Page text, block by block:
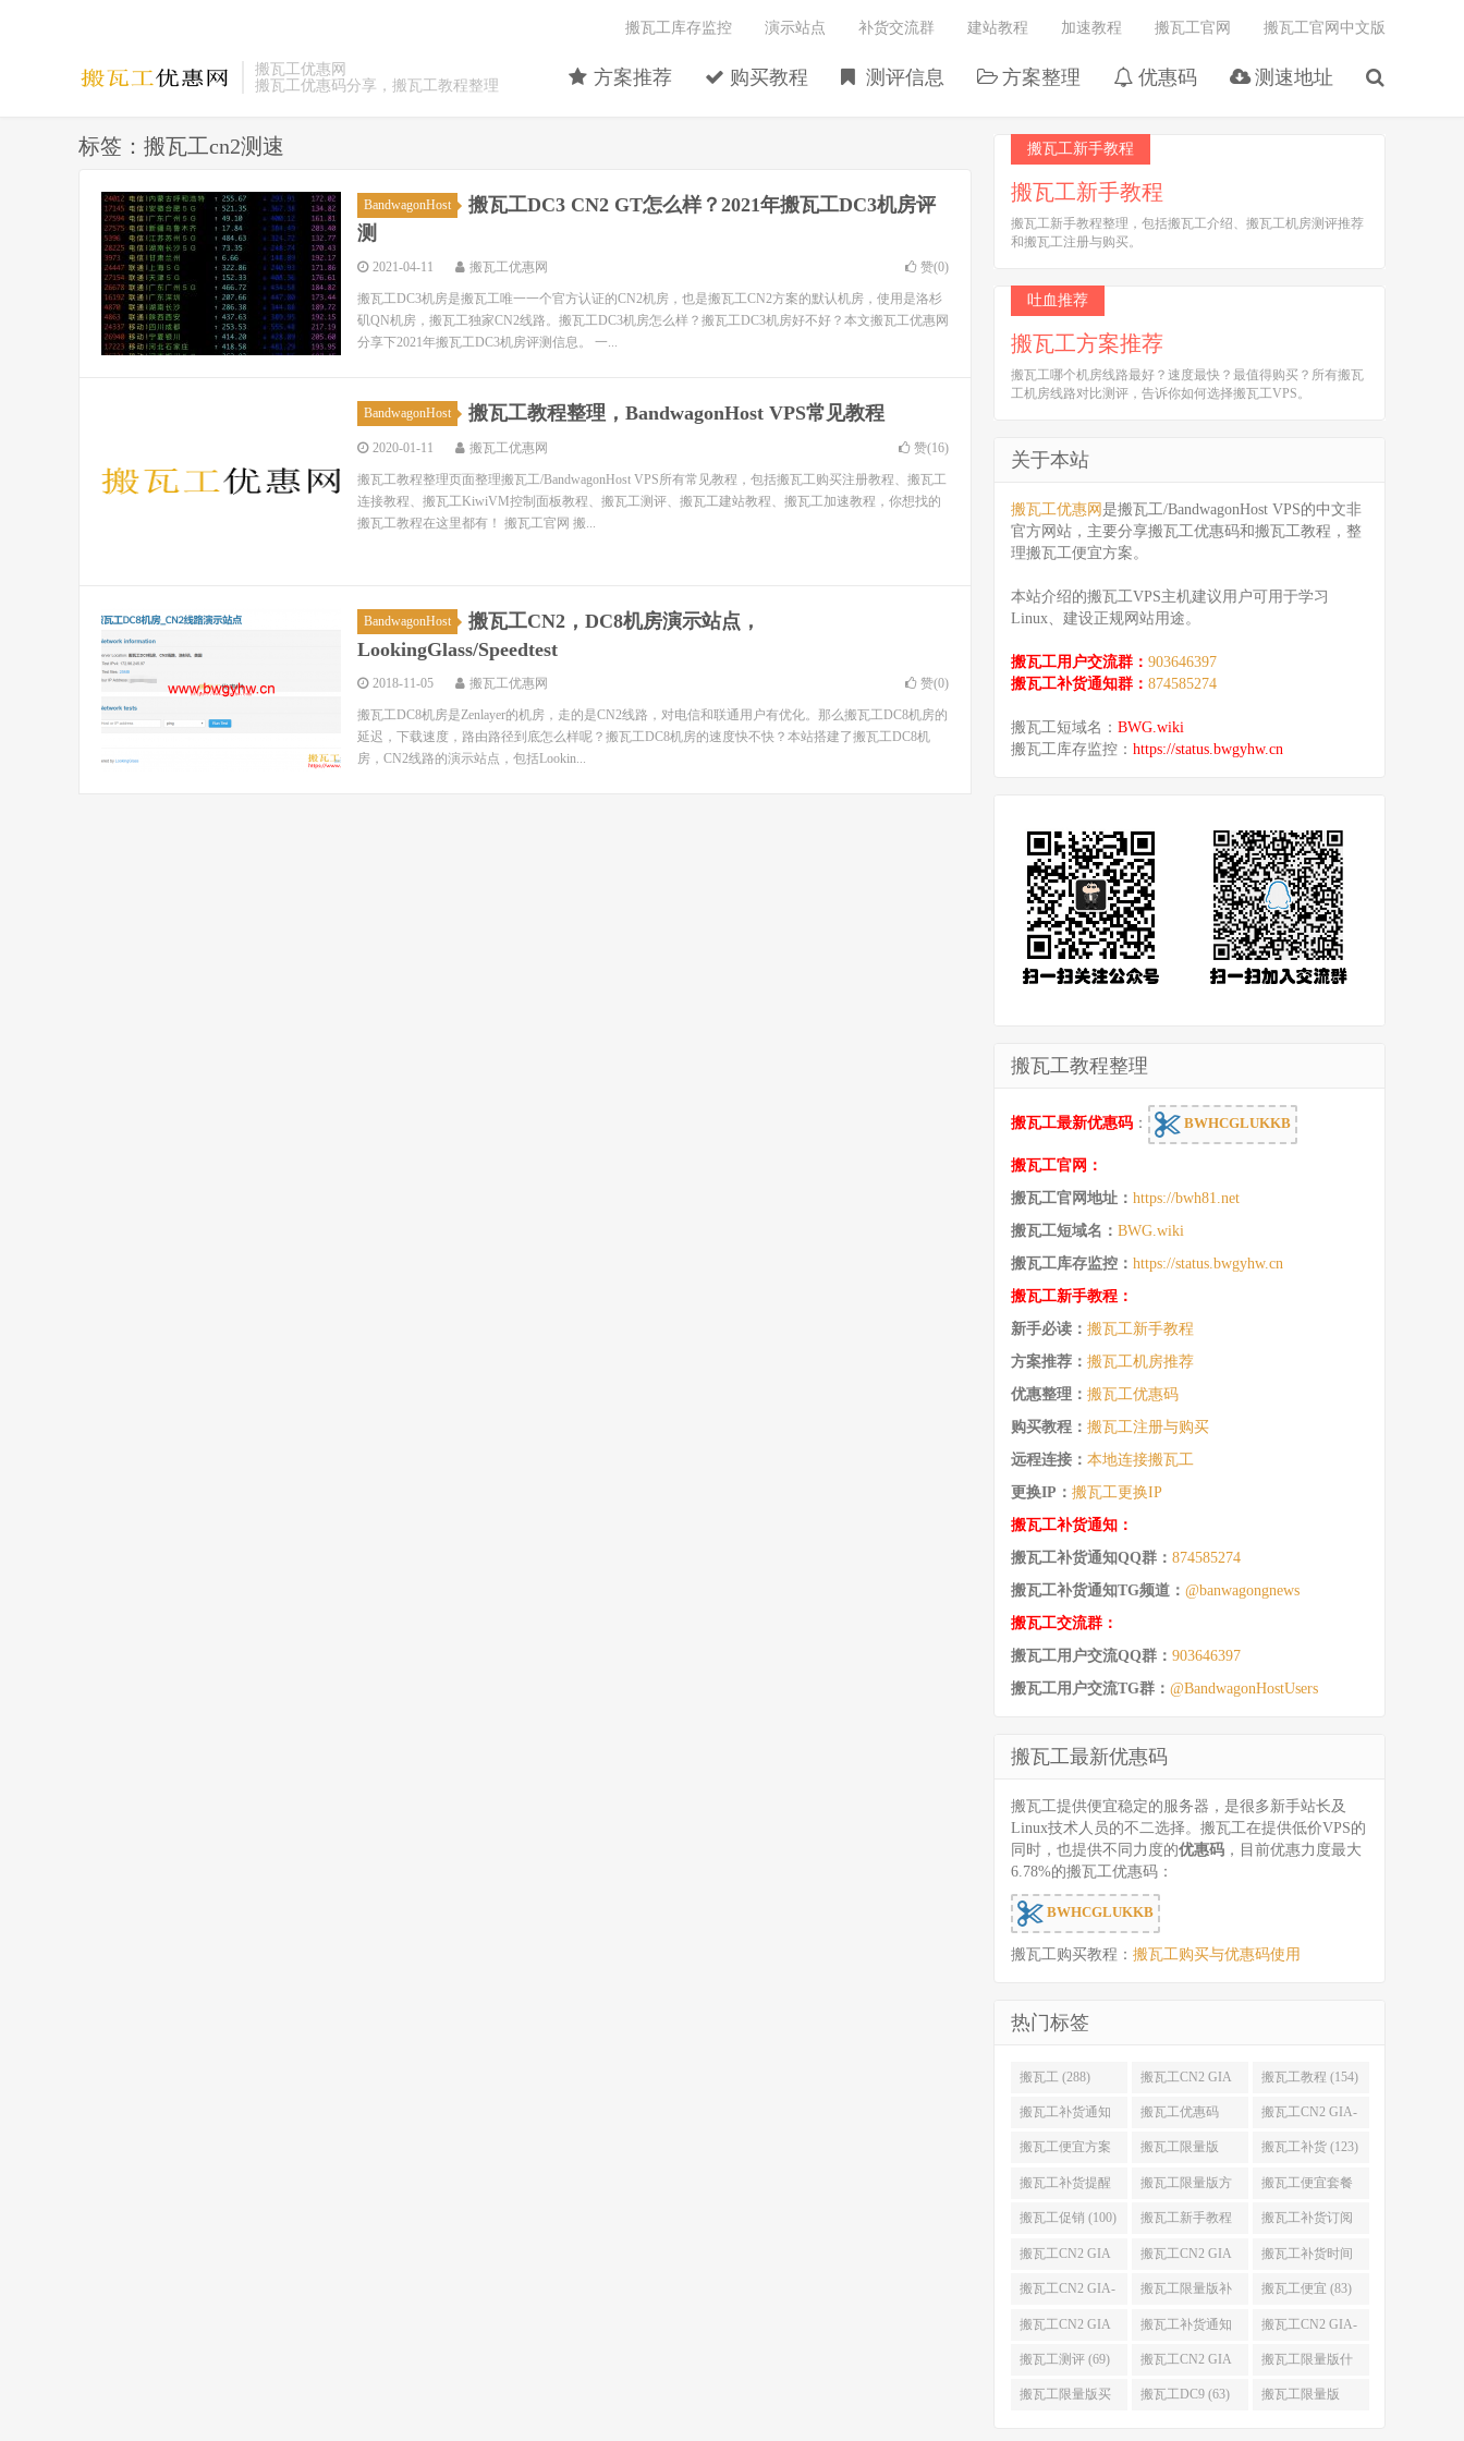
搬瓦工优惠网
搬瓦工优惠码分享，搬瓦工教程整理
方案推荐 购买教程 测评信息 方案整理 优惠码 测速地址
搬瓦工库存监控 演示站点 补货交流群 建站教程 加速教程 搬瓦工官网 搬瓦工官网中文版
标签：搬瓦工cn2测速
BandwagonHost
搬瓦工DC3 CN2 GT怎么样？2021年搬瓦工DC3机房评
测
2021-04-11 搬瓦工优惠网 赞(0)
搬瓦工DC3机房是搬瓦工唯一一个官方认证的CN2机房，也是搬瓦工CN2方案的默认机房，使用是洛杉
矶QN机房，搬瓦工独家CN2线路。搬瓦工DC3机房怎么样？搬瓦工DC3机房好不好？本文搬瓦工优惠网
分享下2021年搬瓦工DC3机房评测信息。 一...
BandwagonHost 搬瓦工教程整理，BandwagonHost VPS常见教程
2020-01-11 搬瓦工优惠网 赞(16)
搬瓦工教程整理页面整理搬瓦工/BandwagonHost VPS所有常见教程，包括搬瓦工购买注册教程、搬瓦工
连接教程、搬瓦工KiwiVM控制面板教程、搬瓦工测评、搬瓦工建站教程、搬瓦工加速教程，你想找的
搬瓦工教程在这里都有！ 搬瓦工官网 搬...
BandwagonHost
搬瓦工CN2，DC8机房演示站点，
LookingGlass/Speedtest
2018-11-05 搬瓦工优惠网 赞(0)
搬瓦工DC8机房是Zenlayer的机房，走的是CN2线路，对电信和联通用户有优化。那么搬瓦工DC8机房的
延迟，下载速度，路由路径到底怎么样呢？搬瓦工DC8机房的速度快不快？本站搭建了搬瓦工DC8机
房，CN2线路的演示站点，包括Lookin...
搬瓦工新手教程
搬瓦工新手教程
搬瓦工新手教程整理，包括搬瓦工介绍、搬瓦工机房测评推荐
和搬瓦工注册与购买。
吐血推荐
搬瓦工方案推荐
搬瓦工哪个机房线路最好？速度最快？最值得购买？所有搬瓦
工机房线路对比测评，告诉你如何选择搬瓦工VPS。
关于本站
搬瓦工优惠网 是搬瓦工/BandwagonHost VPS的中文非
官方网站，主要分享搬瓦工优惠码和搬瓦工教程，整
理搬瓦工便宜方案。
本站介绍的搬瓦工VPS主机建议用户可用于学习
Linux、建设正规网站用途。
搬瓦工用户交流群： 903646397
搬瓦工补货通知群： 874585274
搬瓦工短域名： BWG.wiki
搬瓦工库存监控： https://status.bwgyhw.cn
搬瓦工教程整理
搬瓦工最新优惠码 ： BWHCGLUKKB
搬瓦工官网：
搬瓦工官网地址： https://bwh81.net
搬瓦工短域名： BWG.wiki
搬瓦工库存监控： https://status.bwgyhw.cn
搬瓦工新手教程：
新手必读： 搬瓦工新手教程
方案推荐： 搬瓦工机房推荐
优惠整理： 搬瓦工优惠码
购买教程： 搬瓦工注册与购买
远程连接： 本地连接搬瓦工
更换IP： 搬瓦工更换IP
搬瓦工补货通知：
搬瓦工补货通知QQ群： 874585274
搬瓦工补货通知TG频道： @banwagongnews
搬瓦工交流群：
搬瓦工用户交流QQ群： 903646397
搬瓦工用户交流TG群： @BandwagonHostUsers
搬瓦工最新优惠码
搬瓦工提供便宜稳定的服务器，是很多新手站长及
Linux技术人员的不二选择。搬瓦工在提供低价VPS的
同时，也提供不同力度的优惠码 ，目前优惠力度最大
6.78%的搬瓦工优惠码：
BWHCGLUKKB
搬瓦工购买教程： 搬瓦工购买与优惠码使用
热门标签
搬瓦工 (288) 搬瓦工CN2 GIA
(176)
搬瓦工教程 (154)
搬瓦工补货通知
(132)
搬瓦工优惠码
(131)
搬瓦工CN2 GIA-
E (130)
搬瓦工便宜方案
(128)
搬瓦工限量版
(126)
搬瓦工补货 (123)
搬瓦工补货提醒
(106)
搬瓦工限量版方
案 (106)
搬瓦工便宜套餐
(103)
搬瓦工促销 (100) 搬瓦工新手教程
(98)
搬瓦工补货订阅
(98)
搬瓦工CN2 GIA
便宜方案 (92)
搬瓦工CN2 GIA
限量版 (90)
搬瓦工补货时间
(89)
搬瓦工CN2 GIA-
E限量版 (84)
搬瓦工限量版补
货 (84)
搬瓦工便宜 (83)
搬瓦工CN2 GIA
优惠 (82)
搬瓦工补货通知
QQ群 (76)
搬瓦工CN2 GIA-
E便宜套餐 (76)
搬瓦工测评 (69) 搬瓦工CN2 GIA
限量版补货 (67)
搬瓦工限量版什
么时候补货 (67)
搬瓦工限量版买 搬瓦工DC9 (63) 搬瓦工限量版